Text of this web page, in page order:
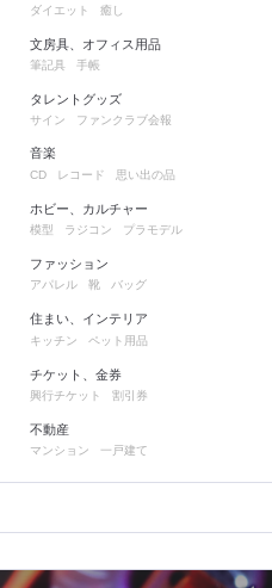
ダイエット 癒し
文房具、オフィス用品
筆記具 手帳
タレントグッズ
サイン ファンクラブ会報
音楽
CD レコード 思い出の品
ホビー、カルチャー
模型 ラジコン プラモデル
ファッション
アパレル 靴 バッグ
住まい、インテリア
キッチン ペット用品
チケット、金券
興行チケット 割引券
不動産
マンション 一戸建て